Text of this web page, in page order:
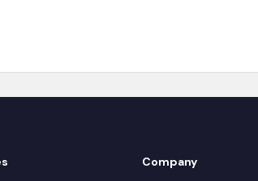
Company